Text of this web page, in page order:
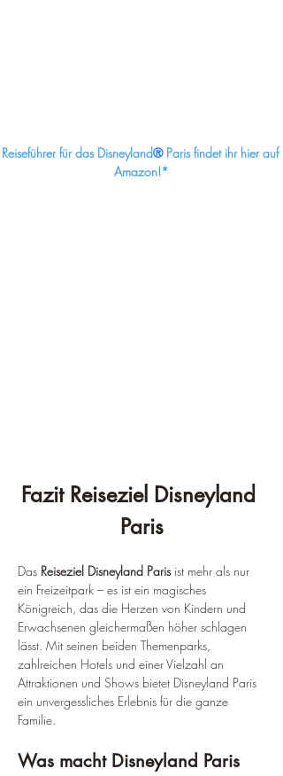
Reiseführer für das Disneyland® Paris findet ihr hier auf
Amazon!*
Fazit Reiseziel Disneyland
Paris
Das Reiseziel Disneyland Paris ist mehr als nur
ein Freizeitpark – es ist ein magisches
Königreich, das die Herzen von Kindern und
Erwachsenen gleichermaßen höher schlagen
lässt. Mit seinen beiden Themenparks,
zahlreichen Hotels und einer Vielzahl an
Attraktionen und Shows bietet Disneyland Paris
ein unvergessliches Erlebnis für die ganze
Familie.
Was macht Disneyland Paris